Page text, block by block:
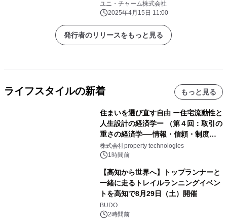
ユニ・チャーム株式会社
2025年4月15日 11:00
発行者のリリースをもっと見る
ライフスタイルの新着 もっと見る
住まいを選び直す自由 ー住宅流動性と
人生設計の経済学ー （第４回：取引の
重さの経済学──情報・信頼・制度を
PropTechはどう組み替えるか）｜
PropTech-Lab
株式会社property technologies
1時間前
【高知から世界へ】トップランナーと
一緒に走るトレイルランニングイベン
トを高知で8月29日（土）開催
BUDO
2時間前